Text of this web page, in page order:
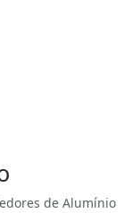
de Alumínio